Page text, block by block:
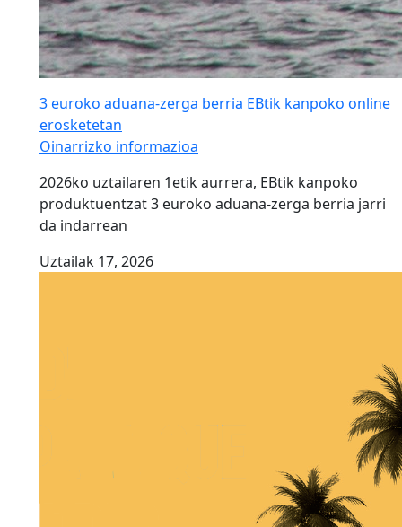
3 euroko aduana-zerga berria EBtik kanpoko online
erosketetan
Oinarrizko informazioa
2026ko uztailaren 1etik aurrera, EBtik kanpoko
produktuentzat 3 euroko aduana-zerga berria jarri
da indarrean
Uztailak 17, 2026